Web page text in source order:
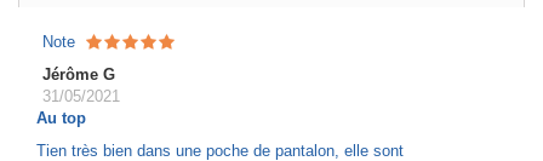
Note
Jérôme G
31/05/2021
Au top
Tien très bien dans une poche de pantalon, elle sont